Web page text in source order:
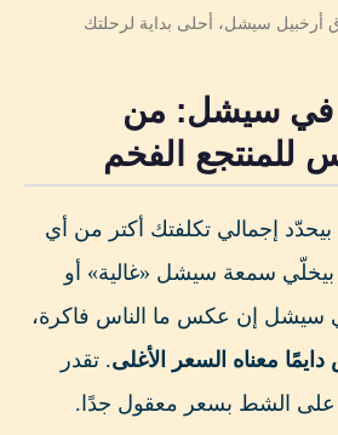
أرخبيل سيشل، أحلى بداية لرحلتك
في سيشل: من
للمنتجع الفخم
بيحدّد إجمالي تكلفتك أكتر من أي
بيخلّي سمعة سيشل «غالية» أو
سيشل إن عكس ما الناس فاكرة،
معناه السعر الأغلى. تقدر
الشط بسعر معقول جدًا.